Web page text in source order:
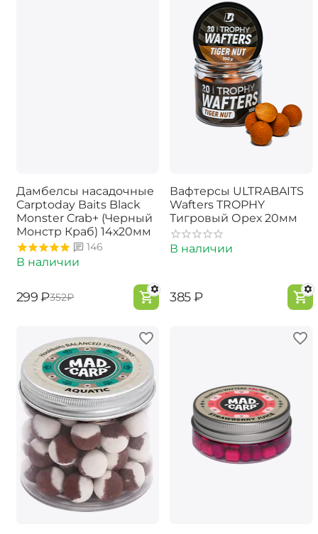
Дамбелсы насадочные
Carptoday Baits Black
Monster Crab+ (Черный
Монстр Краб) 14х20мм
146
В наличии
‍299‍ ₽‍352‍₽
Вафтерсы ULTRABAITS
Wafters TROPHY
Тигровый Орех 20мм
В наличии
‍385‍₽